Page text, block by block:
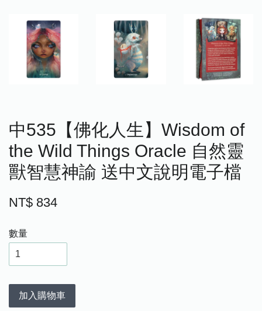
中535【佛化人生】Wisdom of
the Wild Things Oracle 自然靈
獸智慧神諭 送中文說明電子檔
NT$ 834
數量
加入購物車